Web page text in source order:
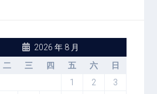
2026 年 8 月
二 三 四 五 六
日
1
2
3